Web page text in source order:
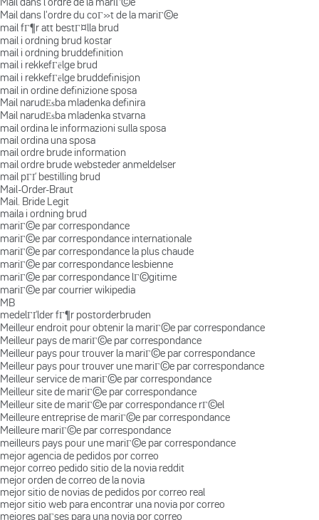
Mail dans l'ordre du coГ»t de la mariГ©e
mail fГ¶r att bestГ¤lla brud
mail i ordning brud kostar
mail i ordning bruddefinition
mail i rekkefГёlge brud
mail i rekkefГёlge bruddefinisjon
mail in ordine definizione sposa
Mail narudЕѕba mladenka definira
Mail narudЕѕba mladenka stvarna
mail ordina le informazioni sulla sposa
mail ordina una sposa
mail ordre brude information
mail ordre brude websteder anmeldelser
mail pГҐ bestilling brud
Mail-Order-Braut
Mail. Bride Legit
maila i ordning brud
mariГ©e par correspondance
mariГ©e par correspondance internationale
mariГ©e par correspondance la plus chaude
mariГ©e par correspondance lesbienne
mariГ©e par correspondance lГ©gitime
mariГ©e par courrier wikipedia
MB
medelГҐlder fГ¶r postorderbruden
Meilleur endroit pour obtenir la mariГ©e par correspondance
Meilleur pays de mariГ©e par correspondance
Meilleur pays pour trouver la mariГ©e par correspondance
Meilleur pays pour trouver une mariГ©e par correspondance
Meilleur service de mariГ©e par correspondance
Meilleur site de mariГ©e par correspondance
Meilleur site de mariГ©e par correspondance rГ©el
Meilleure entreprise de mariГ©e par correspondance
Meilleure mariГ©e par correspondance
meilleurs pays pour une mariГ©e par correspondance
mejor agencia de pedidos por correo
mejor correo pedido sitio de la novia reddit
mejor orden de correo de la novia
mejor sitio de novias de pedidos por correo real
mejor sitio web para encontrar una novia por correo
mejores paГ­ses para una novia por correo